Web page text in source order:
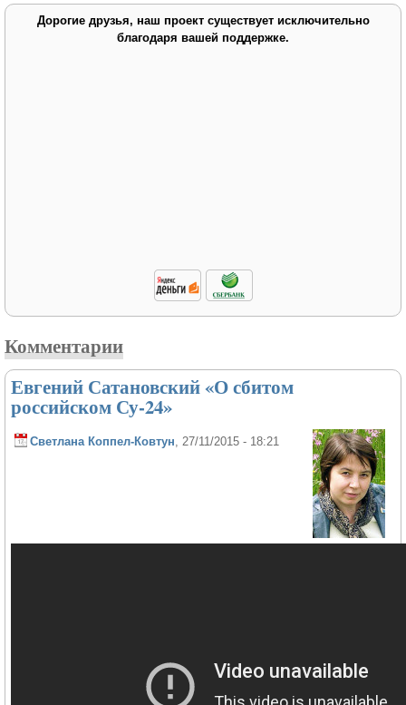
Дорогие друзья, наш проект существует исключительно
благодаря вашей поддержке.
Комментарии
Евгений Сатановский «О сбитом
российском Су-24»
Светлана Коппел-Ковтун , 27/11/2015 - 18:21